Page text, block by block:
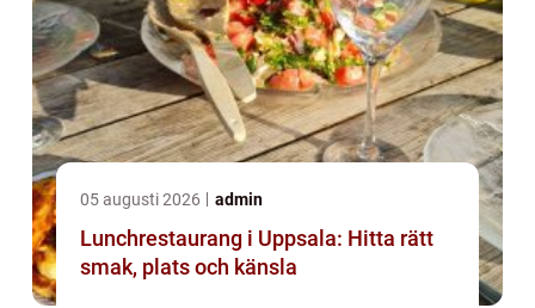
05 augusti 2026 admin
Lunchrestaurang i Uppsala: Hitta rätt
smak, plats och känsla